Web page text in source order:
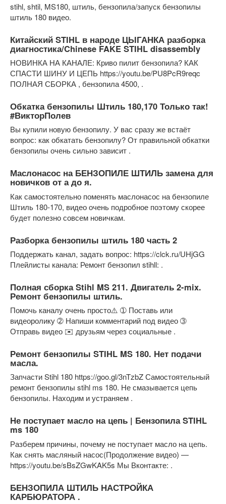
stihl, shtil, MS180, штиль, бензопила/запуск бензопилы
штиль 180 видео.
Китайский STIHL в народе ЦЫГАНКА разборка
диагностика/Chinese FAKE STIHL disassembly
НОВИНКА НА КАНАЛЕ: Криво пилит бензопила? КАК
СПАСТИ ШИНУ И ЦЕПЬ https://youtu.be/PU8PcR9reqc
ПОЛНАЯ СБОРКА , бензопила 4500, .
Обкатка бензопилы Штиль 180,170 Только так!
#ВикторПолев
Вы купили новую бензопилу. У вас сразу же встаёт
вопрос: как обкатать бензопилу? От правильной обкатки
бензопилы очень сильно зависит .
Маслонасос на БЕНЗОПИЛЕ ШТИЛЬ замена для
новичков от а до я.
Как самостоятельно поменять маслонасос на бензопиле
Штиль 180-170, видео очень подробное поэтому скорее
будет полезно совсем новичкам.
Разборка бензопилы штиль 180 часть 2
Поддержать канал, задать вопрос: https://clck.ru/UHjGG
Плейлисты канала: Ремонт бензопил stihll: .
Полная сборка Stihl MS 211. Двигатель 2-mix.
Ремонт бензопилы штиль.
Помочь каналу очень просто⚠️ ➀ Поставь или
видеоролику ➁ Напиши комментарий под видео ➂
Отправь видео ✉️ друзьям через социальные .
Ремонт бензопилы STIHL MS 180. Нет подачи
масла.
Запчасти Stihl 180 https://goo.gl/3nTzbZ Самостоятельный
ремонт бензопилы stihl ms 180. Не смазывается цепь
бензопилы. Находим и устраняем .
Не поступает масло на цепь | Бензопила STIHL
ms 180
Разберем причины, почему не поступает масло на цепь.
Как снять масляный насос(Продолжение видео) —
https://youtu.be/sBsZGwKAK5s Мы Вконтакте: .
БЕНЗОПИЛА ШТИЛЬ НАСТРОЙКА
КАРБЮРАТОРА .